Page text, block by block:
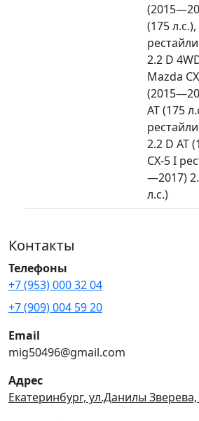
(175
2.2 D
Mazda
AT (175
2.2 D AT
CX-5 I
—2017)
л.с.)
Контакты
Телефоны
+7 (953) 000 32 04
+7 (909) 004 59 20
Email
mig50496@gmail.com
Адрес
Екатеринбург, ул.Данилы